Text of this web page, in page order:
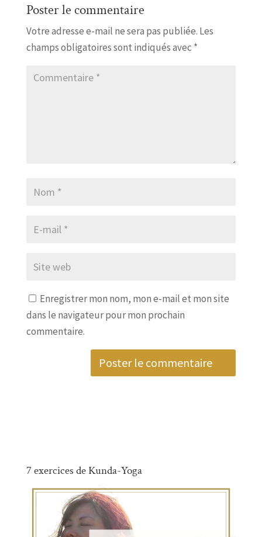
Poster le commentaire
Votre adresse e-mail ne sera pas publiée. Les
champs obligatoires sont indiqués avec *
Enregistrer mon nom, mon e-mail et mon site
dans le navigateur pour mon prochain
commentaire.
7 exercices de Kunda-Yoga